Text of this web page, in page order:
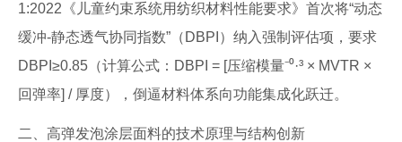
1:2022《儿童约束系统用纺织材料性能要求》首次将“动态
缓冲-静态透气协同指数”（DBPI）纳入强制评估项，要求
DBPI≥0.85（计算公式：DBPI = [压缩模量⁻⁰·³ × MVTR ×
回弹率] / 厚度），倒逼材料体系向功能集成化跃迁。
二、高弹发泡涂层面料的技术原理与结构创新